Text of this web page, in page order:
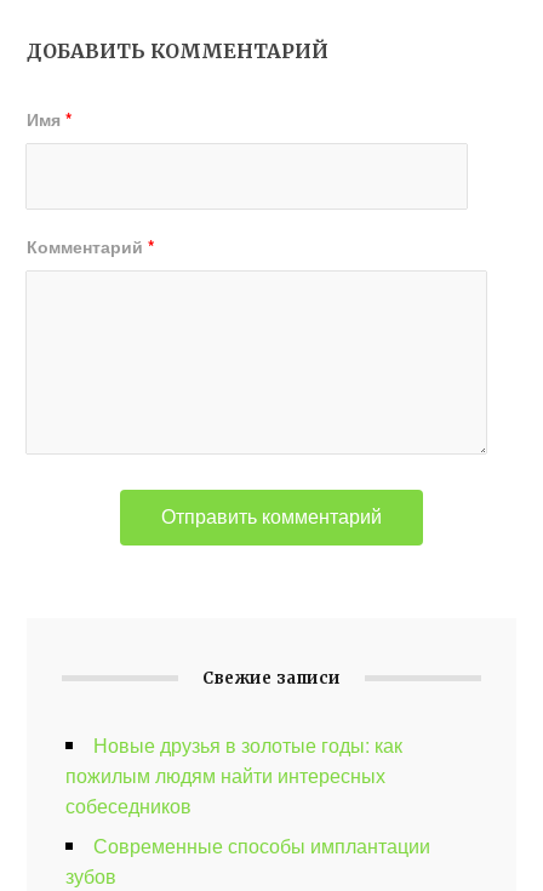
ДОБАВИТЬ КОММЕНТАРИЙ
Имя*
Комментарий*
Свежие записи
Новые друзья в золотые годы: как
пожилым людям найти интересных
собеседников
Современные способы имплантации
зубов